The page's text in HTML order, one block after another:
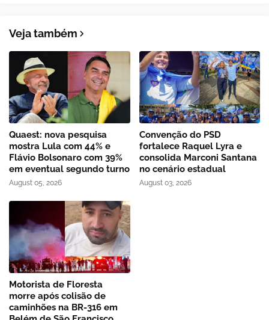
Veja também
Quaest: nova pesquisa
mostra Lula com 44% e
Flávio Bolsonaro com 39%
em eventual segundo turno
August 05, 2026
Convenção do PSD
fortalece Raquel Lyra e
consolida Marconi Santana
no cenário estadual
August 03, 2026
Motorista de Floresta
morre após colisão de
caminhões na BR-316 em